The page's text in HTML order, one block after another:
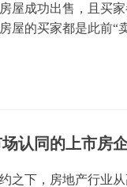
屋成功出售，且买
屋的买家都是此前“
认同的上市房
之下，房地产行业